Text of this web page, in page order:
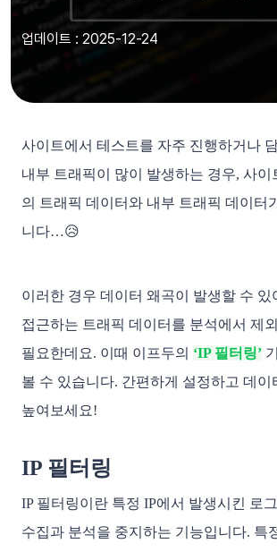
업데이트 : 2025-12-24
사이트에서 테스트를 자주 진행하거나
내부 트래픽이 많이 발생하는 경우, 사이
의 트래픽 데이터와 내부 트래픽 데이터
니다…😥
이러한 경우 데이터 왜곡이 발생할 수 있
접근하는 트래픽 데이터를 분석에서 제
필요한데요. 이때 이프두의 ‘IP 필터링’
볼 수 있습니다. 간편하게 설정하고 데이
높여보세요!
IP 필터링
IP 필터링이란 특정 IP에서 발생시킨 로
수집과 분석을 중지하는 기능입니다. 특